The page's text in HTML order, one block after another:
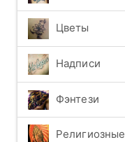
Цветы
Надписи
Фэнтези
Религиозные